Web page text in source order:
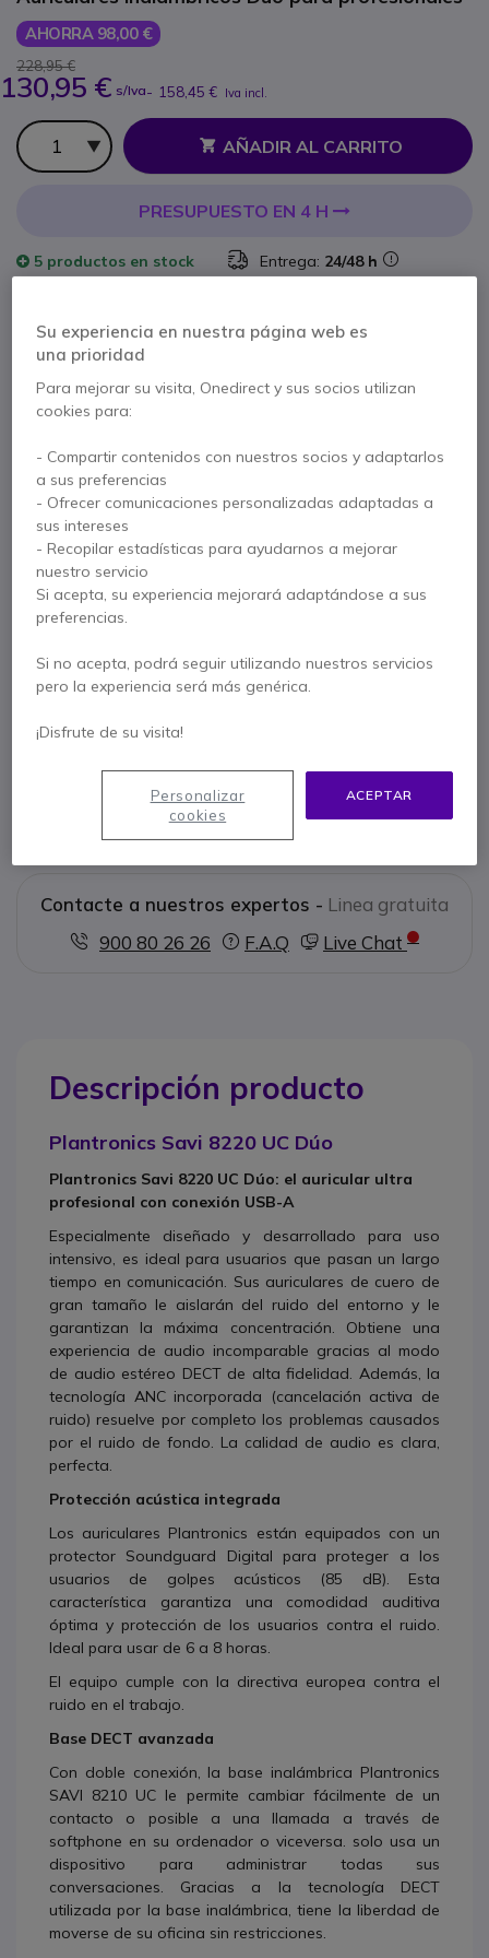
AHORRA 98,00 €
228,95 €
130,95 € s/Iva- 158,45 € Iva incl.
Cantidad
AÑADIR AL CARRITO
PRESUPUESTO EN 4 H
5 productos en stock Entrega: 24/48 h
Paga en 3 pagos de
Características principales
Auriculares inalámbricosUC MSpara PC/Mac
Conexión USB-A
Dúo versión 2 auriculares con supresión activa de ruido
(ANC)
Amplias almohadillas de imitación de cuero y cinta para la
ideal para un uso prolongado
Alcance de hasta 180 m
Mostrar más
1 x Manual del usuario
Contacte a nuestros expertos - Linea gratuita
900 80 26 26
F.A.Q Live Chat
Descripción producto
Plantronics Savi 8220 UC Dúo
Plantronics Savi 8220 UC Dúo: el auricular ultra
profesional con conexión USB-A
Especialmente diseñado y desarrollado para uso
intensivo, es ideal para usuarios que pasan un largo
tiempo en comunicación. Sus auriculares de cuero de
gran tamaño le aislarán del ruido del entorno y le
garantizan la máxima concentración. Obtiene una
experiencia de audio incomparable gracias al modo
de audio estéreo DECT de alta fidelidad. Además, la
tecnología ANC incorporada (cancelación activa de
ruido) resuelve por completo los problemas causados
por el ruido de fondo. La calidad de audio es clara,
perfecta.
Protección acústica integrada
Los auriculares Plantronics están equipados con un
protector Soundguard Digital para proteger a los
usuarios de golpes acústicos (85 dB). Esta
característica garantiza una comodidad auditiva
óptima y protección de los usuarios contra el ruido.
Ideal para usar de 6 a 8 horas.
El equipo cumple con la directiva europea contra el
ruido en el trabajo.
Base DECT avanzada
Con doble conexión, la base inalámbrica Plantronics
SAVI 8210 UC le permite cambiar fácilmente de un
contacto o posible a una llamada a través de
softphone en su ordenador o viceversa. solo usa un
dispositivo para administrar todas sus
conversaciones. Gracias a la tecnología DECT
utilizada por la base inalámbrica, tiene la liberdad de
moverse de su oficina sin restricciones.
Su experiencia en nuestra página web es
una prioridad
Para mejorar su visita, Onedirect y sus socios utilizan
cookies para:
- Compartir contenidos con nuestros socios y adaptarlos
a sus preferencias
- Ofrecer comunicaciones personalizadas adaptadas a
sus intereses
- Recopilar estadísticas para ayudarnos a mejorar
nuestro servicio
Si acepta, su experiencia mejorará adaptándose a sus
preferencias.
Si no acepta, podrá seguir utilizando nuestros servicios
pero la experiencia será más genérica.
¡Disfrute de su visita!
ACEPTAR
Personalizar
cookies